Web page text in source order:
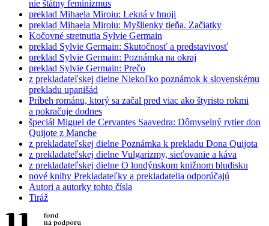
nie štátny feminizmus
preklad Mihaela Miroiu: Lekná v hnoji
preklad Mihaela Miroiu: Myšlienky tieňa. Začiatky
Kočovné stretnutia Sylvie Germain
preklad Sylvie Germain: Skutočnosť a predstavivosť
preklad Sylvie Germain: Poznámka na okraj
preklad Sylvie Germain: Prečo
z prekladateľskej dielne Niekoľko poznámok k slovenskému
prekladu upanišád
Príbeh románu, ktorý sa začal pred viac ako štyristo rokmi
a pokračuje dodnes
špeciál Miguel de Cervantes Saavedra: Dômyselný rytier don
Quijote z Manche
z prekladateľskej dielne Poznámka k prekladu Dona Quijota
z prekladateľskej dielne Vulgarizmy, sieťovanie a káva
z prekladateľskej dielne O londýnskom knižnom bludisku
nové knihy Prekladateľky a prekladatelia odporúčajú
Autori a autorky tohto čísla
Tiráž